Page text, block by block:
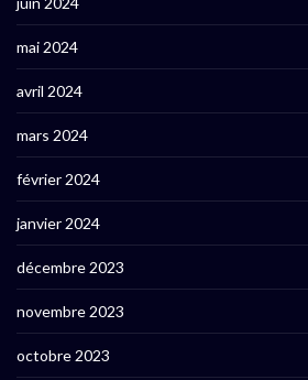
mai 2024
avril 2024
mars 2024
février 2024
janvier 2024
décembre 2023
novembre 2023
octobre 2023